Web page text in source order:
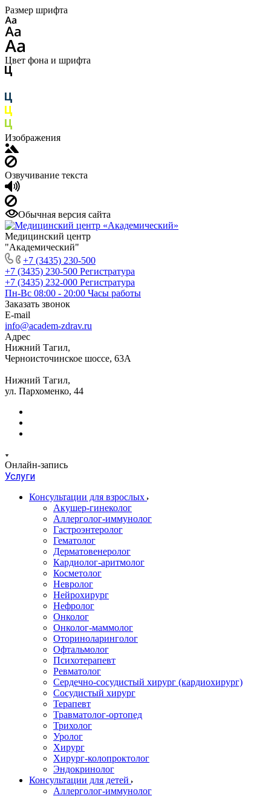
Размер шрифта
Цвет фона и шрифта
Изображения
Озвучивание текста
Обычная версия сайта
Медицинский центр
"Академический"
+7 (3435) 230-500
+7 (3435) 230-500 Регистратура
+7 (3435) 232-000 Регистратура
Пн-Вс 08:00 - 20:00 Часы работы
Заказать звонок
E-mail
info@academ-zdrav.ru
Адрес
Нижний Тагил,
Черноисточинское шоссе, 63А
Нижний Тагил,
ул. Пархоменко, 44
Онлайн-запись
Услуги
Консультации для взрослых
Акушер-гинеколог
Аллерголог-иммунолог
Гастроэнтеролог
Гематолог
Дерматовенеролог
Кардиолог-аритмолог
Косметолог
Невролог
Нейрохирург
Нефролог
Онколог
Онколог-маммолог
Оториноларинголог
Офтальмолог
Психотерапевт
Ревматолог
Сердечно-сосудистый хирург (кардиохирург)
Сосудистый хирург
Терапевт
Травматолог-ортопед
Трихолог
Уролог
Хирург
Хирург-колопроктолог
Эндокринолог
Консультации для детей
Аллерголог-иммунолог